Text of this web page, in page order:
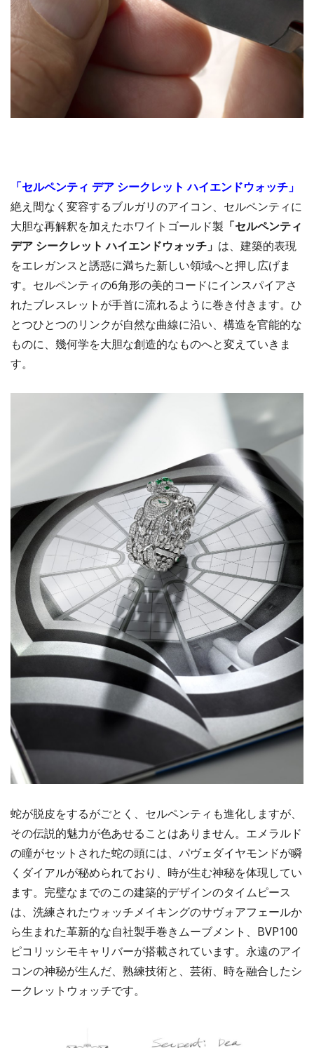
「セルペンティ デア シークレット ハイエンドウォッチ」
絶え間なく変容するブルガリのアイコン、セルペンティに
大胆な再解釈を加えたホワイトゴールド製 「セルペンティ
デア シークレット ハイエンドウォッチ」 は、建築的表現
をエレガンスと誘惑に満ちた新しい領域へと押し広げま
す。セルペンティの6角形の美的コードにインスパイアさ
れたブレスレットが手首に流れるように巻き付きます。ひ
とつひとつのリンクが自然な曲線に沿い、構造を官能的な
ものに、幾何学を大胆な創造的なものへと変えていきま
す。
蛇が脱皮をするがごとく、セルペンティも進化しますが、
その伝説的魅力が色あせることはありません。エメラルド
の瞳がセットされた蛇の頭には、パヴェダイヤモンドが瞬
くダイアルが秘められており、時が生む神秘を体現してい
ます。完璧なまでのこの建築的デザインのタイムピース
は、洗練されたウォッチメイキングのサヴォアフェールか
ら生まれた革新的な自社製手巻きムーブメント、BVP100
ピコリッシモキャリバーが搭載されています。永遠のアイ
コンの神秘が生んだ、熟練技術と、芸術、時を融合したシ
ークレットウォッチです。